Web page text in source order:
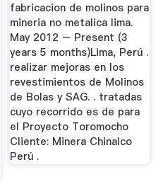
fabricacion de molinos para
mineria no metalica lima.
May 2012 – Present (3
years 5 months)Lima, Perú .
realizar mejoras en los
revestimientos de Molinos
de Bolas y SAG. . tratadas
cuyo recorrido es de para
el Proyecto Toromocho
Cliente: Minera Chinalco
Perú .